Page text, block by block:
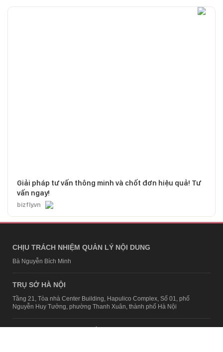
Giải pháp tư vấn thông minh và chốt đơn hiệu quả! Tư
vấn ngay!
bizfly.vn
CHỊU TRÁCH NHIỆM QUẢN LÝ NỘI DUNG
Bà Nguyễn Bích Minh
TRỤ SỞ HÀ NỘI
Tầng 21, Tòa nhà Center Building, Hapulico Complex, Số 01, phố
Nguyễn Huy Tưởng, phường Thanh Xuân, thành phố Hà Nội